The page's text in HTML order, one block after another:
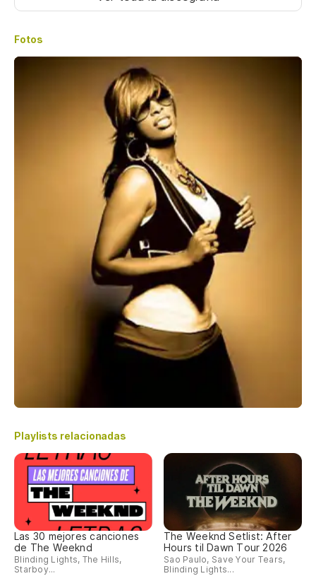
Fotos
Playlists relacionadas
Las 30 mejores canciones
de The Weeknd
Blinding Lights, The Hills,
Starboy...
The Weeknd Setlist: After
Hours til Dawn Tour 2026
Sao Paulo, Save Your Tears,
Blinding Lights...